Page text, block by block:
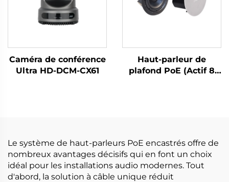
Caméra de conférence
Ultra HD-DCM-CX61
Haut-parleur de
plafond PoE (Actif 8
Le système de haut-parleurs PoE encastrés offre de
nombreux avantages décisifs qui en font un choix
idéal pour les installations audio modernes. Tout
d'abord, la solution à câble unique réduit